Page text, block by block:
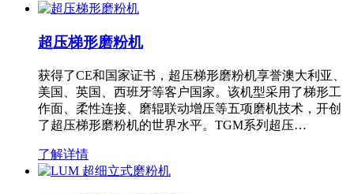
超压梯形磨粉机
获得了CE和国家证书，超压梯形磨粉机享誉澳大利亚、
美国、英国、西班牙等客户国家。该机型采用了梯形工
作面、柔性连接、磨辊联动增压等五项磨机技术，开创
了超压梯形磨粉机的世界水平。TGM系列超压…
了解详情